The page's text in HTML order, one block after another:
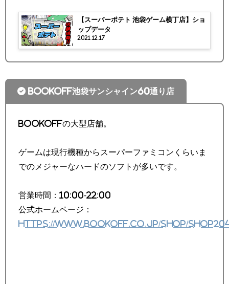
【スーパーポテト 池袋ゲーム横丁店】ショ
ップデータ
2021.12.17
BOOKOFF池袋サンシャイン60通り店
BOOKOFFの大型店舗。
ゲームは現行機種からスーパーファミコンくらいま
でのメジャーなハードのソフトが多いです。
営業時間：10:00-22:00
公式ホームページ：
https://www.bookoff.co.jp/shop/